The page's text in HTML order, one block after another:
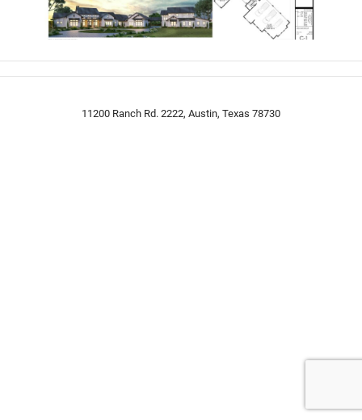
11200 Ranch Rd. 2222, Austin, Texas 78730